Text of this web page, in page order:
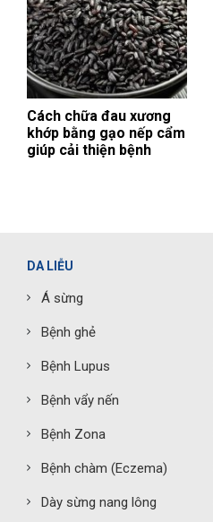
Cách chữa đau xương
khớp bằng gạo nếp cẩm
giúp cải thiện bệnh
DA LIỄU
Á sừng
Bệnh ghẻ
Bệnh Lupus
Bệnh vẩy nến
Bệnh Zona
Bệnh chàm (Eczema)
Dày sừng nang lông